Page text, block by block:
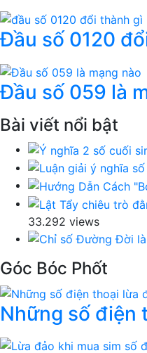
Đầu số 0120
Đầu số 059 là
Bài viết nổi bật
33.292 views
Góc Bóc Phốt
Những số điện